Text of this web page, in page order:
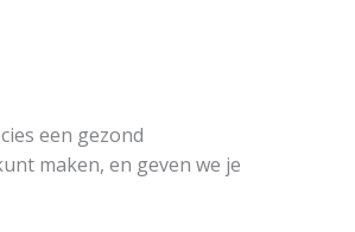
een gezond
maken, en geven we je